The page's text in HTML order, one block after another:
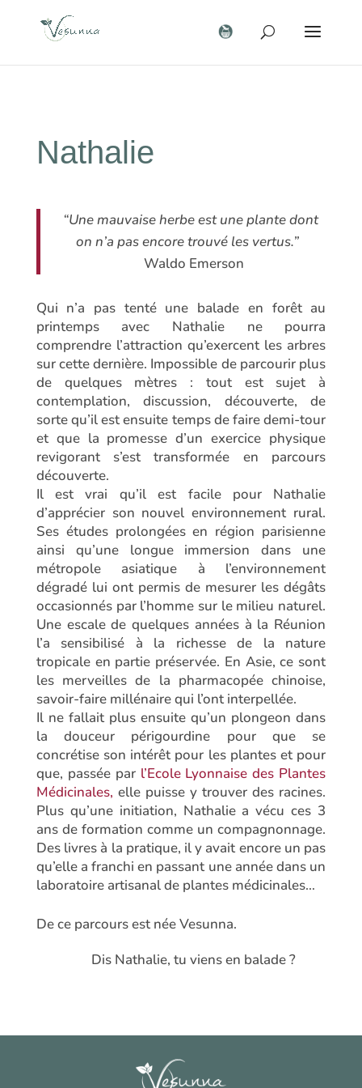
Nathalie
“Une mauvaise herbe est une plante dont
on n’a pas encore trouvé les vertus.”
Waldo Emerson
Qui n’a pas tenté une balade en forêt au
printemps avec Nathalie ne pourra
comprendre l’attraction qu’exercent les arbres
sur cette dernière. Impossible de parcourir plus
de quelques mètres : tout est sujet à
contemplation, discussion, découverte, de
sorte qu’il est ensuite temps de faire demi-tour
et que la promesse d’un exercice physique
revigorant s’est transformée en parcours
découverte.
Il est vrai qu’il est facile pour Nathalie
d’apprécier son nouvel environnement rural.
Ses études prolongées en région parisienne
ainsi qu’une longue immersion dans une
métropole asiatique à l’environnement
dégradé lui ont permis de mesurer les dégâts
occasionnés par l’homme sur le milieu naturel.
Une escale de quelques années à la Réunion
l’a sensibilisé à la richesse de la nature
tropicale en partie préservée. En Asie, ce sont
les merveilles de la pharmacopée chinoise,
savoir-faire millénaire qui l’ont interpellée.
Il ne fallait plus ensuite qu’un plongeon dans
la douceur périgourdine pour que se
concrétise son intérêt pour les plantes et pour
que, passée par l’Ecole Lyonnaise des Plantes
Médicinales, elle puisse y trouver des racines.
Plus qu’une initiation, Nathalie a vécu ces 3
ans de formation comme un compagnonnage.
Des livres à la pratique, il y avait encore un pas
qu’elle a franchi en passant une année dans un
laboratoire artisanal de plantes médicinales…
De ce parcours est née Vesunna.
Dis Nathalie, tu viens en balade ?